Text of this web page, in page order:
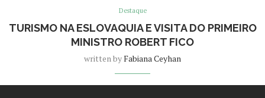
Destaque
TURISMO NA ESLOVAQUIA E VISITA DO PRIMEIRO
MINISTRO ROBERT FICO
written byFabiana Ceyhan